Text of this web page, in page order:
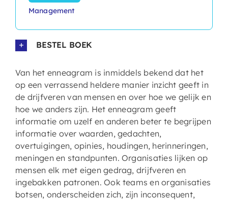
Management
BESTEL BOEK
Van het enneagram is inmiddels bekend dat het
op een verrassend heldere manier inzicht geeft in
de drijfveren van mensen en over hoe we gelijk en
hoe we anders zijn. Het enneagram geeft
informatie om uzelf en anderen beter te begrijpen
informatie over waarden, gedachten,
overtuigingen, opinies, houdingen, herinneringen,
meningen en standpunten. Organisaties lijken op
mensen elk met eigen gedrag, drijfveren en
ingebakken patronen. Ook teams en organisaties
botsen, onderscheiden zich, zijn inconsequent,